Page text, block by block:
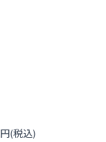
円(税込)